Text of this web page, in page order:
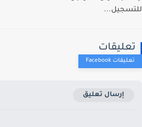
إرسال تعليق